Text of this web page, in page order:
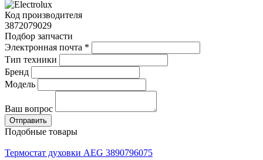
Код производителя
3872079029
Подбор запчасти
Электронная почта *
Тип техники
Бренд
Модель
Ваш вопрос
Подобные товары
Термостат духовки AEG 3890796075